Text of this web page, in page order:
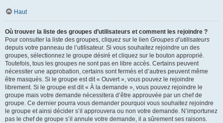
Haut
Où trouver la liste des groupes d’utilisateurs et comment les rejoindre ?
Pour consulter la liste des groupes, cliquez sur le lien Groupes d’utilisateurs
depuis votre panneau de l’utilisateur. Si vous souhaitez rejoindre un des
groupes, sélectionnez le groupe désiré et cliquez sur le bouton approprié.
Toutefois, tous les groupes ne sont pas en libre accès. Certains peuvent
nécessiter une approbation, certains sont fermés et d’autres peuvent même
être masqués. Si le groupe est dit « Ouvert », vous pouvez le rejoindre
librement. Si le groupe est dit « À la demande », vous pouvez rejoindre le
groupe mais votre demande nécessitera d’être approuvée par un chef de
groupe. Ce dernier pourra vous demander pourquoi vous souhaitez rejoindre
le groupe et ainsi décider s’il approuvera ou non votre demande. N’importunez
pas le chef de groupe s’il annule votre demande, il a sûrement ses raisons.